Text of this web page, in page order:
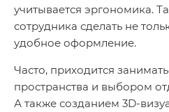
учитывается эргономика.
сотрудника сделать не
удобное оформление.
Часто, приходится
пространства и выбором
А также созданием 3D-